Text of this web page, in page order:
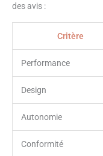
des avis :
Critère
Performance
Design
Autonomie
Conformité